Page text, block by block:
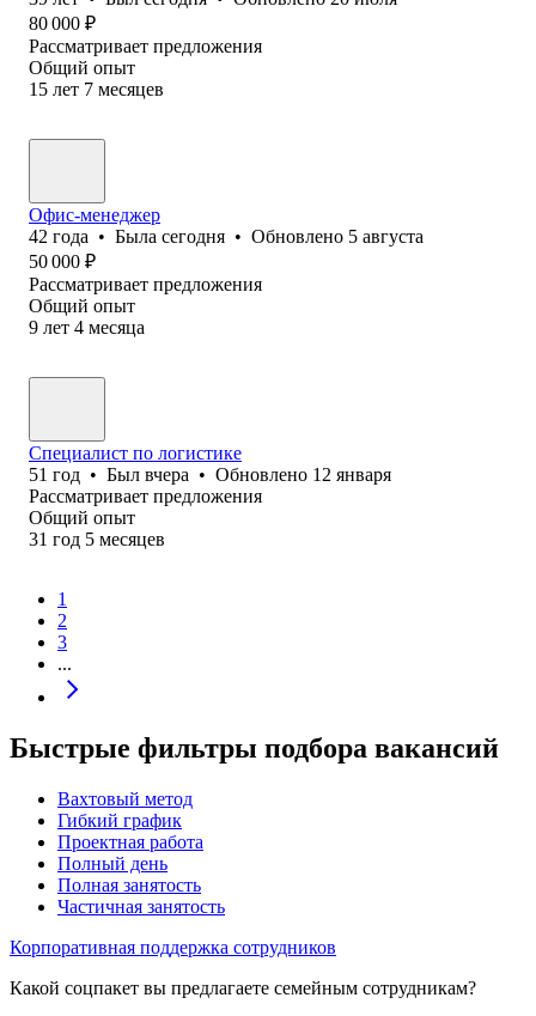
80 000 ₽
Рассматривает предложения
Общий опыт
15 лет 7 месяцев
Офис-менеджер
42 года • Была сегодня • Обновлено 5 августа
50 000 ₽
Рассматривает предложения
Общий опыт
9 лет 4 месяца
Специалист по логистике
51 год • Был вчера • Обновлено 12 января
Рассматривает предложения
Общий опыт
31 год 5 месяцев
1
2
3
...
Быстрые фильтры подбора вакансий
Вахтовый метод
Гибкий график
Проектная работа
Полный день
Полная занятость
Частичная занятость
Корпоративная поддержка сотрудников
Какой соцпакет вы предлагаете семейным сотрудникам?